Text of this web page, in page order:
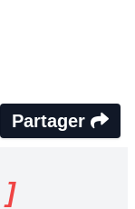
Partager
]